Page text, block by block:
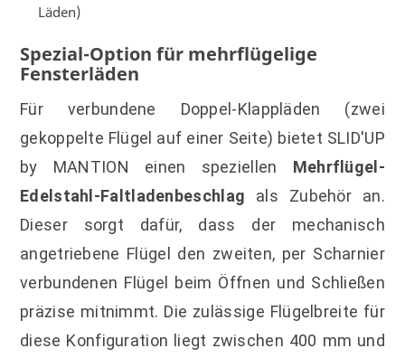
Läden)
Spezial-Option für mehrflügelige
Fensterläden
Für verbundene Doppel-Klappläden (zwei
gekoppelte Flügel auf einer Seite) bietet SLID'UP
by MANTION einen speziellen Mehrflügel-
Edelstahl-Faltladenbeschlag als Zubehör an.
Dieser sorgt dafür, dass der mechanisch
angetriebene Flügel den zweiten, per Scharnier
verbundenen Flügel beim Öffnen und Schließen
präzise mitnimmt. Die zulässige Flügelbreite für
diese Konfiguration liegt zwischen 400 mm und